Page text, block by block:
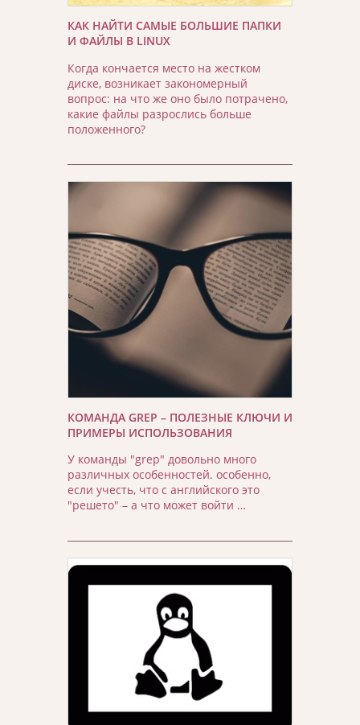
КАК НАЙТИ САМЫЕ БОЛЬШИЕ ПАПКИ
И ФАЙЛЫ В LINUX
Когда кончается место на жестком
диске, возникает закономерный
вопрос: на что же оно было потрачено,
какие файлы разрослись больше
положенного?
КОМАНДА GREP – ПОЛЕЗНЫЕ КЛЮЧИ И
ПРИМЕРЫ ИСПОЛЬЗОВАНИЯ
У команды "grep" довольно много
различных особенностей. особенно,
если учесть, что с английского это
"решето" – а что может войти …